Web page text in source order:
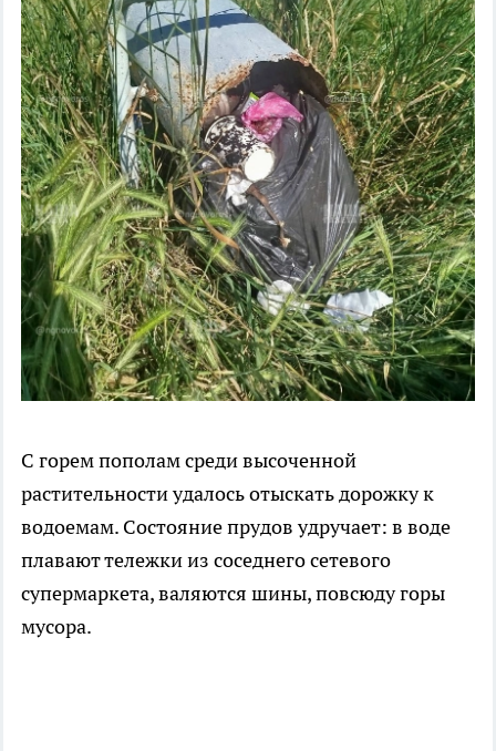
С горем пополам среди высоченной
растительности удалось отыскать дорожку к
водоемам. Состояние прудов удручает: в воде
плавают тележки из соседнего сетевого
супермаркета, валяются шины, повсюду горы
мусора.